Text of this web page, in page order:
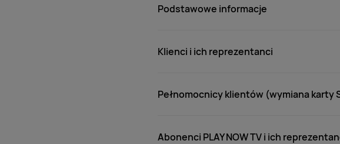
Podstawowe informacje
Klienci i ich reprezentanci
Pełnomocnicy klientów (wymiana karty
Abonenci PLAY NOW TV i ich